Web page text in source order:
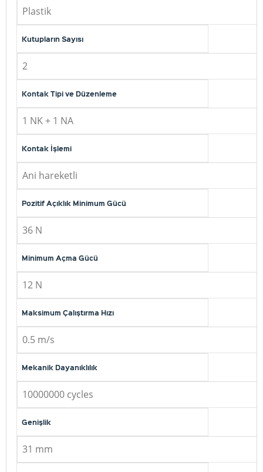
Plastik
Kutupların Sayısı
2
Kontak Tipi ve Düzenleme
1 NK + 1 NA
Kontak İşlemi
Ani hareketli
Pozitif Açıklık Minimum Gücü
36 N
Minimum Açma Gücü
12 N
Maksimum Çalıştırma Hızı
0.5 m/s
Mekanik Dayanıklılık
10000000 cycles
Genişlik
31 mm